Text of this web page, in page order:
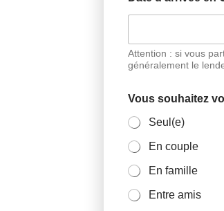
Attention : si vous
généralement le
Vous souhaitez
Seul(e)
En couple
En famille
Entre amis